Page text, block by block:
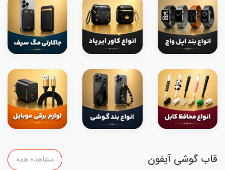
قاب گوشی آیفون مشاهده همه